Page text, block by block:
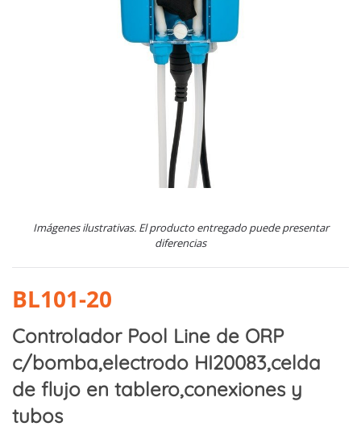
Imágenes ilustrativas. El producto entregado puede presentar
diferencias
BL101-20
Controlador Pool Line de ORP
c/bomba,electrodo HI20083,celda
de flujo en tablero,conexiones y
tubos